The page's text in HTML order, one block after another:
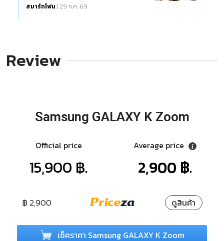
สมาร์ทโฟน | 29 ก.ค. 69
Review
Samsung GALAXY K Zoom
Official price
15,900 ฿.
Average price
2,900 ฿.
฿ 2,900 ดูสินค้า
เช็คราคา Samsung GALAXY K Zoom